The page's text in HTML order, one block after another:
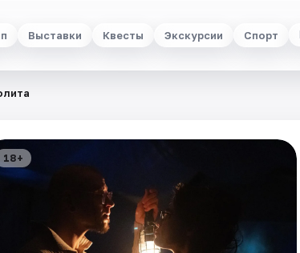
Выставки Квесты Экскурсии Спорт
18+